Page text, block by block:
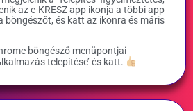
az e-KRESZ app ikonja a többi app
böngészőt, és katt az ikonra és máris
böngésző menüpontjai
telepítése’ és katt.